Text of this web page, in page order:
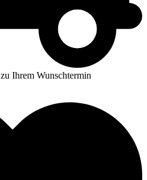
zu Ihrem Wunschtermin